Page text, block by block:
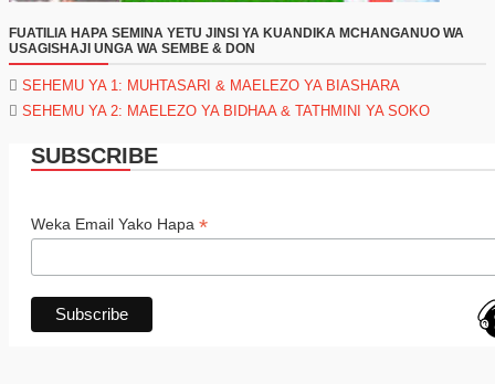
FUATILIA HAPA SEMINA YETU JINSI YA KUANDIKA MCHANGANUO WA
USAGISHAJI UNGA WA SEMBE & DON
SEHEMU YA 1: MUHTASARI & MAELEZO YA BIASHARA
SEHEMU YA 2: MAELEZO YA BIDHAA & TATHMINI YA SOKO
SUBSCRIBE
Weka Email Yako Hapa *